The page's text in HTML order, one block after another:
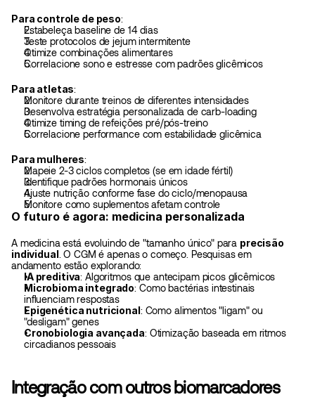
Para controle de peso:
Estabeleça baseline de 14 dias
Teste protocolos de jejum intermitente
Otimize combinações alimentares
Correlacione sono e estresse com padrões glicêmicos
Para atletas:
Monitore durante treinos de diferentes intensidades
Desenvolva estratégia personalizada de carb-loading
Otimize timing de refeições pré/pós-treino
Correlacione performance com estabilidade glicêmica
Para mulheres:
Mapeie 2-3 ciclos completos (se em idade fértil)
Identifique padrões hormonais únicos
Ajuste nutrição conforme fase do ciclo/menopausa
Monitore como suplementos afetam controle
O futuro é agora: medicina personalizada
A medicina está evoluindo de "tamanho único" para precisão
individual . O CGM é apenas o começo. Pesquisas em
andamento estão explorando:
IA preditiva: Algoritmos que antecipam picos glicêmicos
Microbioma integrado: Como bactérias intestinais
influenciam respostas
Epigenética nutricional: Como alimentos "ligam" ou
"desligam" genes
Cronobiologia avançada: Otimização baseada em ritmos
circadianos pessoais
Integração com outros biomarcadores